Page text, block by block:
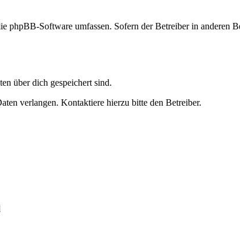
phpBB-Software umfassen. Sofern der Betreiber in anderen
über dich gespeichert sind.
verlangen. Kontaktiere hierzu bitte den Betreiber.